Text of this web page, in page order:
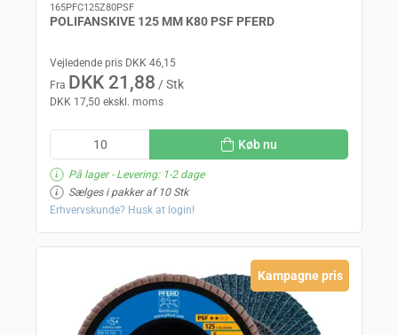
165PFC125Z80PSF
POLIFANSKIVE 125 MM K80 PSF PFERD
Vejledende pris DKK 46,15
Fra DKK 21,88 / Stk
DKK 17,50 ekskl. moms
Køb nu
På lager- Levering: 1-2 dage
Sælges i pakker af 10 Stk
Erhvervskunde? Husk at login!
Kampagne pris